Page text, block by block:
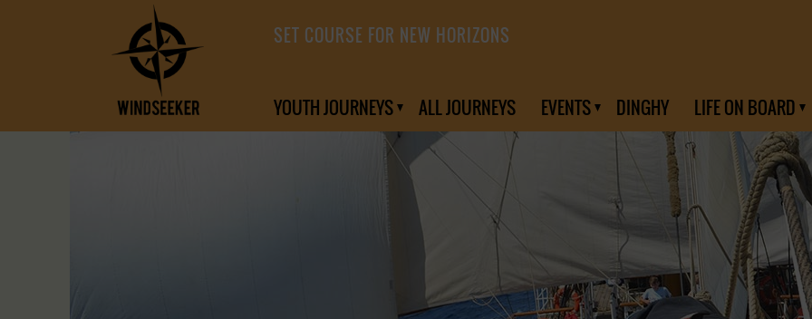
SET COURSE FOR NEW HORIZONS
YOUTH JOURNEYS ALL JOURNEYS EVENTS DINGHY LIFE ON BOARD